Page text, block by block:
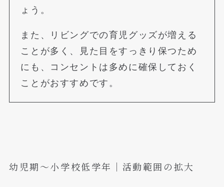
ょう。
また、リビングでの育児グッズが増える
ことが多く、見た目をすっきり保つため
にも、コンセントは多めに確保しておく
ことがおすすめです。
幼児期〜小学校低学年｜活動範囲の拡大